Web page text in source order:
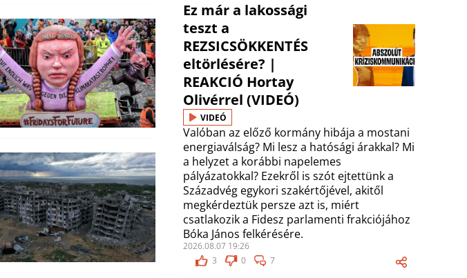
Ez már a lakossági
teszt a
REZSICSÖKKENTÉS
eltörlésére? |
REAKCIÓ Hortay
Olivérrel (VIDEÓ)
VIDEÓ
Valóban az előző kormány hibája a mostani
energiaválság? Mi lesz a hatósági árakkal? Mi
a helyzet a korábbi napelemes
pályázatokkal? Ezekről is szót ejtettünk a
Századvég egykori szakértőjével, akitől
megkérdeztük persze azt is, miért
csatlakozik a Fidesz parlamenti frakciójához
Bóka János felkérésére.
2026.08.07 19:26
3
0 7